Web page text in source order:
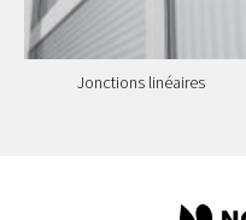
Jonctions linéaires